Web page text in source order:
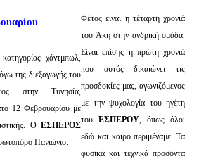
χάντμπωλ,
της διεξαγωγής του
στην Τυνησία,
12 Φεβρουαρίου με
Ο ΕΣΠΕΡΟΣ
Πανιώνιο.
Φέτος είναι η τέταρτη χρονιά
του Άκη στην ανδρική ομάδα.
Είναι επίσης η πρώτη χρονιά
που αυτός δικαιώνει τις
προσδοκίες μας, αγωνιζόμενος
με την ψυχολογία του ηγέτη
του ΕΣΠΕΡΟΥ , όπως όλοι
εδώ και καιρό περιμέναμε. Τα
φυσικά και τεχνικά προσόντα